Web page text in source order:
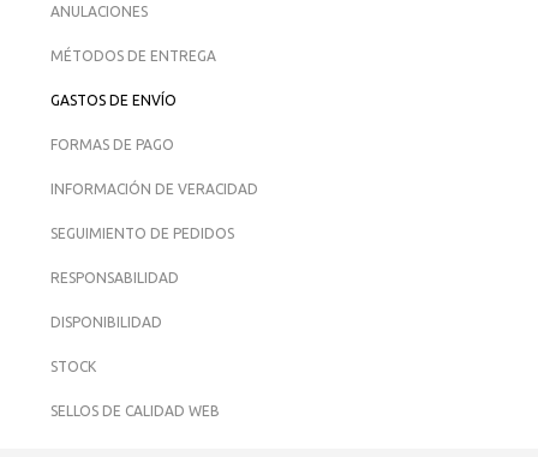
ANULACIONES
MÉTODOS DE ENTREGA
GASTOS DE ENVÍO
FORMAS DE PAGO
INFORMACIÓN DE VERACIDAD
SEGUIMIENTO DE PEDIDOS
RESPONSABILIDAD
DISPONIBILIDAD
STOCK
SELLOS DE CALIDAD WEB